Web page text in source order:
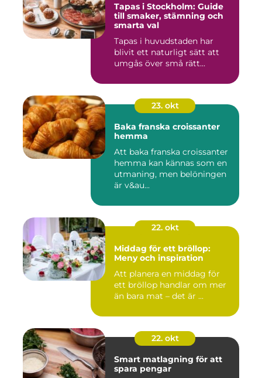
Tapas i Stockholm: Guide
till smaker, stämning och
smarta val
Tapas i huvudstaden har
blivit ett naturligt sätt att
umgås över små rätt...
23. okt
Baka franska croissanter
hemma
Att baka franska croissanter
hemma kan kännas som en
utmaning, men belöningen
är v&au...
22. okt
Middag för ett bröllop:
Meny och inspiration
Att planera en middag för
ett bröllop handlar om mer
än bara mat – det är ...
22. okt
Smart matlagning för att
spara pengar